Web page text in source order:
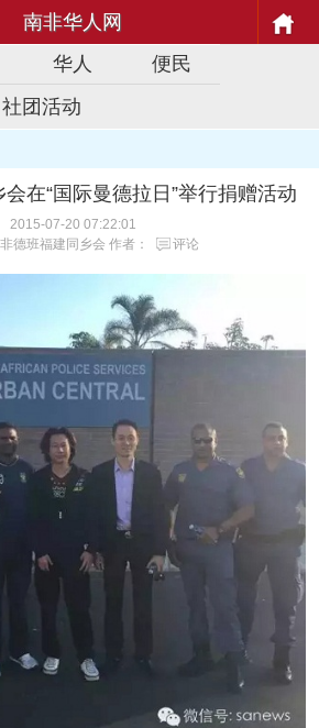
南非华人网
华人
便民
社团活动
在“国际曼德拉日”举行捐赠活动
2015-07-20 07:22:01
德班福建同乡会 作者：
评论